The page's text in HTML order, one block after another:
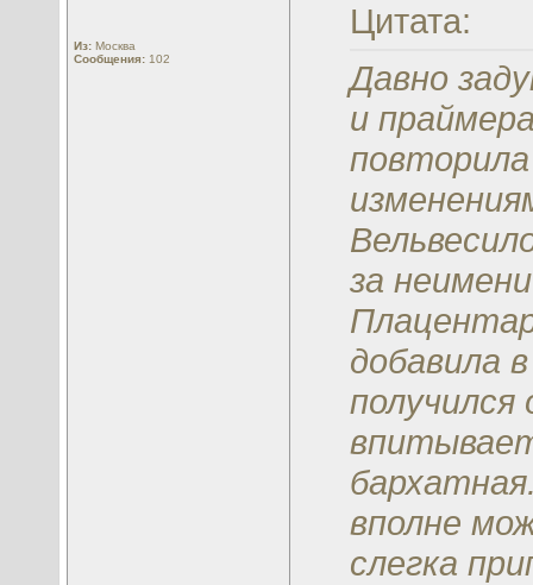
Из: Москва
Сообщения: 102
Цитата:
Давно
и
за
добавила
вполне
слегка